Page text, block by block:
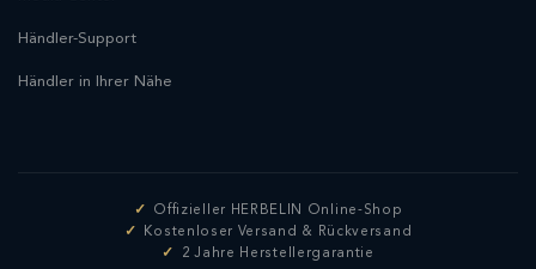
Händler-Support
Händler in Ihrer Nähe
Offizieller HERBELIN Online-Shop
Kostenloser Versand & Rückversand
2 Jahre Herstellergarantie